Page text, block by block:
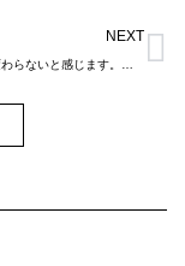
NEXT